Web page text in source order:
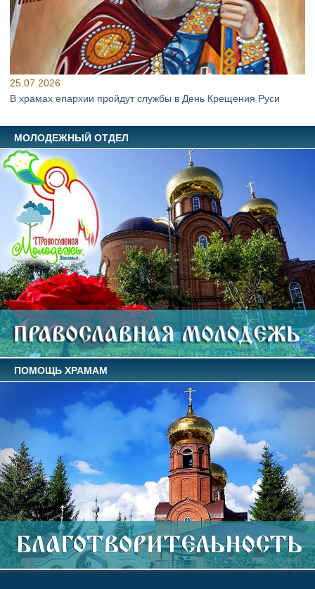
25.07.2026
В храмах епархии пройдут службы в День Крещения Руси
МОЛОДЕЖНЫЙ ОТДЕЛ
ПОМОЩЬ ХРАМАМ